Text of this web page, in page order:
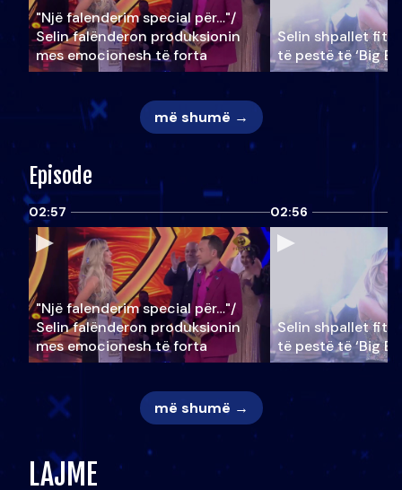
"Një falenderim special për…"/
Selin falënderon produksionin
mes emocionesh të forta
Selin shpallet
të pestë të ‘Big
më shumë →
Episode
02:57
"Një falenderim special për…"/
Selin falënderon produksionin
mes emocionesh të forta
02:56
Selin shpallet
të pestë të ‘Big
më shumë →
LAJME